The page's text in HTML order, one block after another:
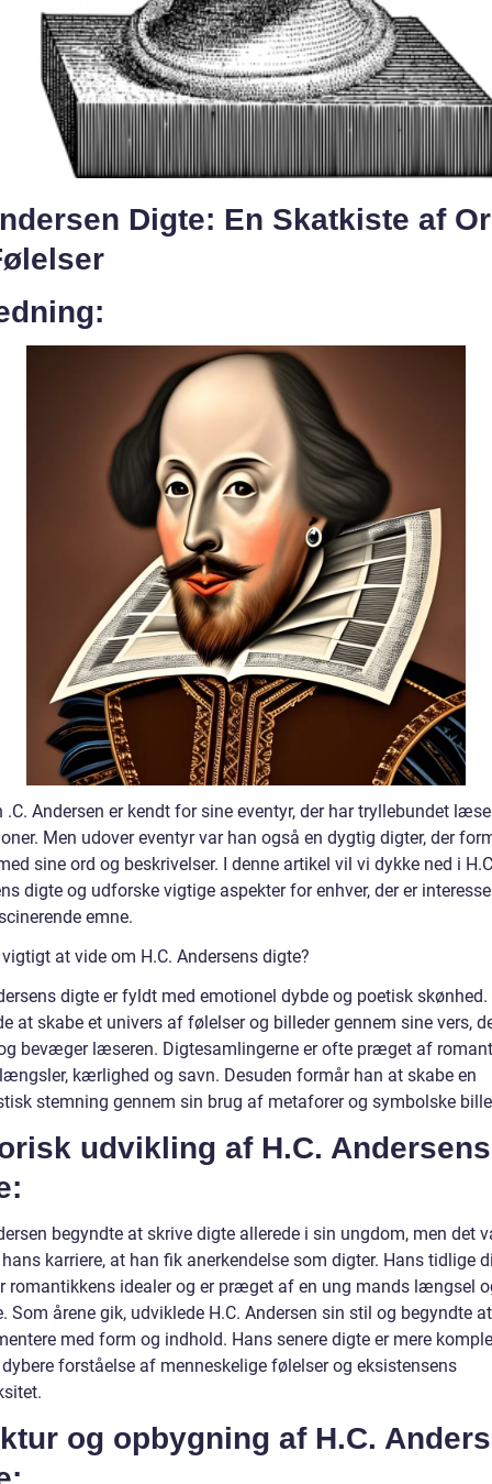
Digte: En Skatkiste af
.C. Andersen er kendt for sine eventyr, der har tryllebundet
Men udover eventyr var han også en dygtig digter, der
sine ord og beskrivelser. I denne artikel vil vi dykke ned i
digte og udforske vigtige aspekter for enhver, der er
emne.
at vide om H.C. Andersens digte?
digte er fyldt med emotionel dybde og poetisk skønhed.
at skabe et univers af følelser og billeder gennem sine vers,
bevæger læseren. Digtesamlingerne er ofte præget af
kærlighed og savn. Desuden formår han at skabe en
stemning gennem sin brug af metaforer og symbolske
udvikling af H.C. Andersens
begyndte at skrive digte allerede i sin ungdom, men det
karriere, at han fik anerkendelse som digter. Hans tidlige
romantikkens idealer og er præget af en ung mands længsel
Som årene gik, udviklede H.C. Andersen sin stil og begyndte at
med form og indhold. Hans senere digte er mere
forståelse af menneskelige følelser og eksistensens
og opbygning af H.C.